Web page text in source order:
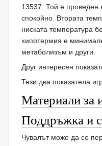
13537. Той е проведен
спокойно. Втората
ниската температура
хипотермия е
метаболизъм и други.
Друг интересен
Тези два показатела
Материали за
Поддръжка и
Чувалът може да се